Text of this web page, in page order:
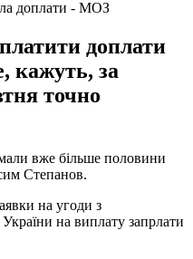
доплати
кажуть, за
точно
вже більше половини
Степанов.
на угоди з
на виплату запрлати